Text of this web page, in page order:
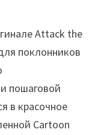
Attack the
поклонников
пошаговой
в красочное
Cartoon